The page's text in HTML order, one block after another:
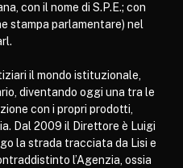
con il nome di S.P.E.; con
stampa parlamentare) nel
il mondo istituzionale,
diventando oggi una tra le
con i propri prodotti,
Dal 2009 il Direttore è Luigi
la strada tracciata da Lisi e
l’Agenzia, ossia